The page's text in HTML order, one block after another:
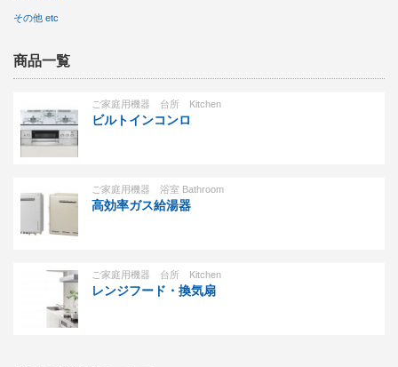
その他 etc
商品一覧
ご家庭用機器 台所 Kitchen
ビルトインコンロ
ご家庭用機器 浴室 Bathroom
高効率ガス給湯器
ご家庭用機器 台所 Kitchen
レンジフード・換気扇